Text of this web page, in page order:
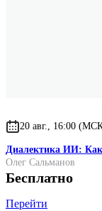
20 авг., 16:00
Диалектика ИИ: Как
Олег Сальманов
Бесплатно
Перейти